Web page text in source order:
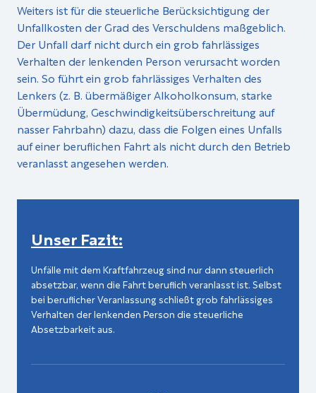
Weiters ist für die steuerliche Berücksichtigung der
Unfallkosten der Grad des Verschuldens maßgeblich.
Der Unfall darf nicht durch ein grob fahrlässiges
Verhalten der lenkenden Person verursacht worden
sein. So führt ein grob fahrlässiges Verhalten des
Lenkers (z. B. übermäßiger Alkoholkonsum, starke
Übermüdung, Geschwindigkeitsüberschreitung auf
nasser Fahrbahn) dazu, dass die Folgen eines Unfalls
auf einer beruflichen Fahrt als nicht durch den Betrieb
veranlasst angesehen werden.
Unser Fazit:
Unfälle mit dem Kraftfahrzeug sind nur dann steuerlich
absetzbar, wenn die Fahrt beruflich veranlasst ist. Selbst
bei beruflicher Veranlassung schließt grob fahrlässiges
Verhalten der lenkenden Person die steuerliche
Absetzbarkeit aus.